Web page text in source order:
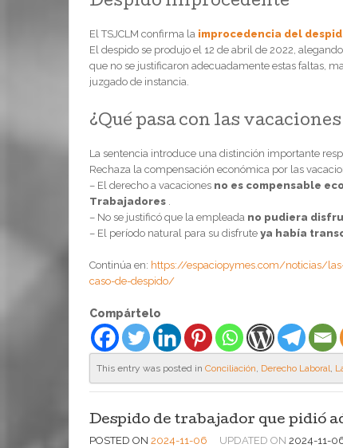
El TSJCLM confirma la improcedencia del
El despido se produjo el 12 de abril de 2022,
que no se justificaron adecuadamente estas faltas,
juzgado de instancia.
¿Qué pasa con las
La sentencia introduce una distinción importante
Rechaza la compensación económica por las
– El derecho a vacaciones no es compensable
Trabajadores .
– No se justificó que la empleada no pudiera
– El período natural para su disfrute ya había
Continúa en: https://espaciopymes.com/noticias/
caso-de-despido/
Compártelo
This entry was posted in Conciliación, Derecho Laboral,
Despido de trabajador que pidió
POSTED ON 2024-11-06 UPDATED ON 2024-11-